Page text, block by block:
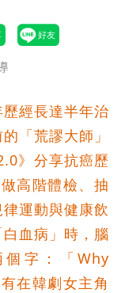
歷經長達半年治
「荒謬大師」
》分享抗癌歷
高階體檢、抽
運動與健康飲
血病」時，腦
字：「Why
在韓劇女主角